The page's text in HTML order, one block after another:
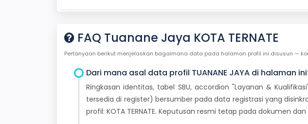
FAQ Tuanane Jaya KOTA TERNATE
Pertanyaan berikut menjelaskan bagaimana data pada halaman profil ini disusun —
Dari mana asal data profil TUANANE JAYA di halaman
Ringkasan identitas, tabel SBU, accordion "Layanan &
tersedia di register) bersumber pada data registrasi yang
profil: KOTA TERNATE. Keputusan resmi tetap pada dokumen